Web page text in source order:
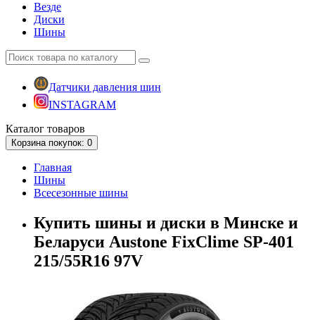
Везде
Диски
Шины
Датчики давления шин
INSTAGRAM
Каталог товаров
Корзинапокупок: 0
Главная
Шины
Всесезонные шины
Купить шины и диски в Минске и
Беларуси Austone FixClime SP-401
215/55R16 97V